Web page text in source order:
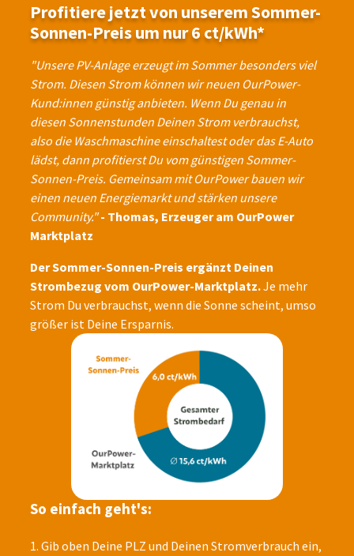
Profitiere jetzt von unserem Sommer-
Sonnen-Preis um nur 6 ct/kWh*
"Unsere PV-Anlage erzeugt im Sommer besonders viel
Strom. Diesen Strom können wir neuen OurPower-
Kund:innen günstig anbieten. Wenn Du genau in
diesen Sonnenstunden Deinen Strom verbrauchst,
also die Waschmaschine einschaltest oder das E-Auto
lädst, dann profitierst Du vom günstigen Sommer-
Sonnen-Preis. Gemeinsam mit OurPower bauen wir
einen neuen Energiemarkt und stärken unsere
Community."- Thomas, Erzeuger am OurPower
Marktplatz
Der Sommer-Sonnen-Preis ergänzt Deinen
Strombezug vom OurPower-Marktplatz.Je mehr
Strom Du verbrauchst, wenn die Sonne scheint, umso
größer ist Deine Ersparnis.
So einfach geht's:
1. Gib oben Deine PLZ und Deinen Stromverbrauch ein,